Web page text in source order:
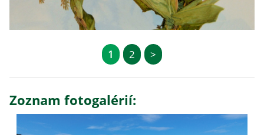
1 2 >
Zoznam fotogalérií: